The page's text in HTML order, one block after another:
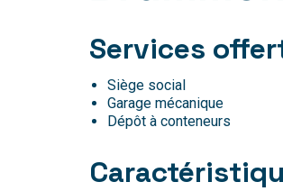
Services
Siège social
Garage mécanique
Dépôt à conteneurs